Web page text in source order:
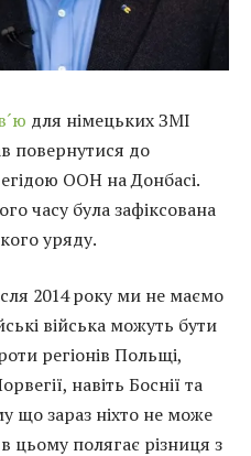
для німецьких ЗМІ
повернутися до
егідою ООН на Донбасі.
часу була зафіксована
уряду.
2014 року ми не маємо
війська можуть бути
регіонів Польщі,
навіть Боснії та
що зараз ніхто не може
в цьому полягає різниця з